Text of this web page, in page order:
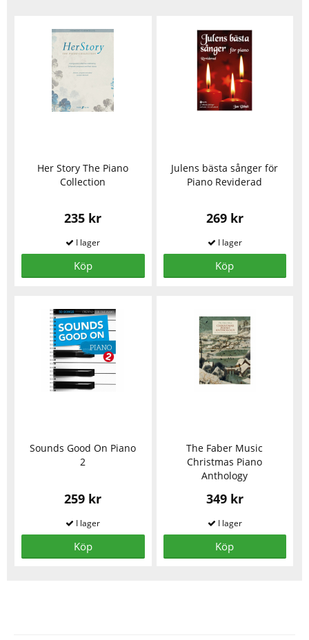
Her Story The Piano
Collection
235 kr
Köp
Julens bästa sånger för
Piano Reviderad
269 kr
Köp
Sounds Good On Piano
2
259 kr
Köp
The Faber Music
Christmas Piano
Anthology
349 kr
Köp